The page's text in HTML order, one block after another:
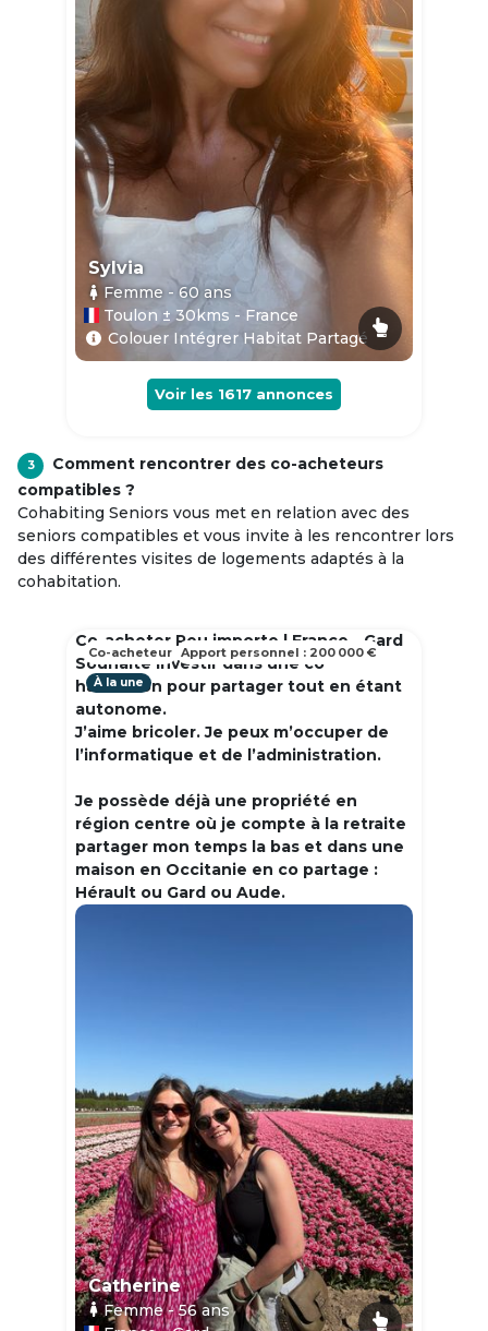
Sylvia
Femme - 60ans
Toulon ± 30kms - France
Colouer Intégrer Habitat Partagé
Voir les 1617 annonces
3
Comment rencontrer des co-acheteurs
compatibles ?
Cohabiting Seniors vous met en relation avec des
seniors compatibles et vous invite à les rencontrer lors
des différentes visites de logements adaptés à la
cohabitation.
Co-acheter Peu importe | France - Gard
Souhaite investir dans une co
habitation pour partager tout en étant
autonome.
J’aime bricoler. Je peux m’occuper de
l’informatique et de l’administration.
Je possède déjà une propriété en
région centre où je compte à la retraite
partager mon temps la bas et dans une
maison en Occitanie en co partage :
Hérault ou Gard ou Aude.
À la une
Catherine
Femme- 56ans
Co-acheteur Apport personnel : 200 000 €